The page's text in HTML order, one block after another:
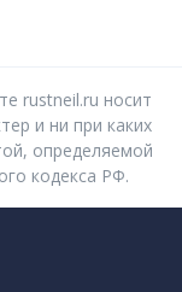
rustneil.ru носит
и ни при каких
определяемой
кодекса РФ.